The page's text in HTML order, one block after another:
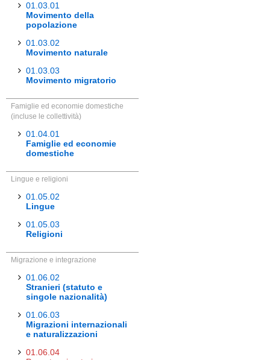
01.03.01
Movimento della
popolazione
01.03.02
Movimento naturale
01.03.03
Movimento migratorio
Famiglie ed economie domestiche
(incluse le collettività)
01.04.01
Famiglie ed economie
domestiche
Lingue e religioni
01.05.02
Lingue
01.05.03
Religioni
Migrazione e integrazione
01.06.02
Stranieri (statuto e
singole nazionalità)
01.06.03
Migrazioni internazionali
e naturalizzazioni
01.06.04